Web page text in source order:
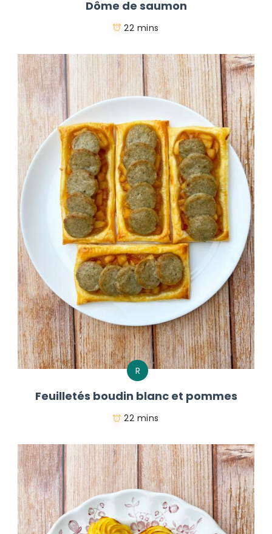
Dôme de saumon
22 mins
R
Feuilletés boudin blanc et pommes
22 mins